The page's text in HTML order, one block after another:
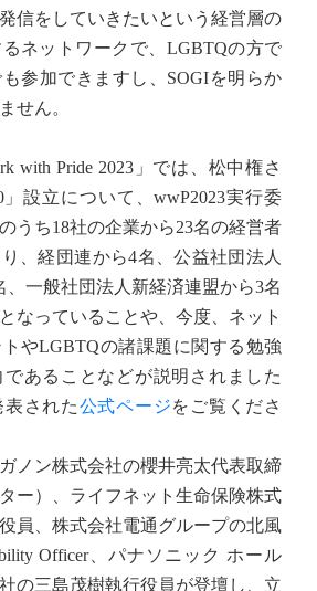
信をしていきたいという経営層の
ネットワークで、LGBTQの方で
参加できますし、SOGIを明らか
せん。
with Pride 2023」では、松中権さ
」設立について、wwP2023実行委
うち18社の企業から23名の経営者
、経団連から4名、公益社団法人
、一般社団法人新経済連盟から3名
なっていることや、今度、ネット
やLGBTQの諸課題に関する勉強
あることなどが説明されました
表された公式ページをご覧くださ
ノン株式会社の櫻井亮太代表取締
ー）、ライフネット生命保険株式
員、株式会社電通グループの北風
Officer、パナソニック ホール
の三島茂樹執行役員が登壇し、立